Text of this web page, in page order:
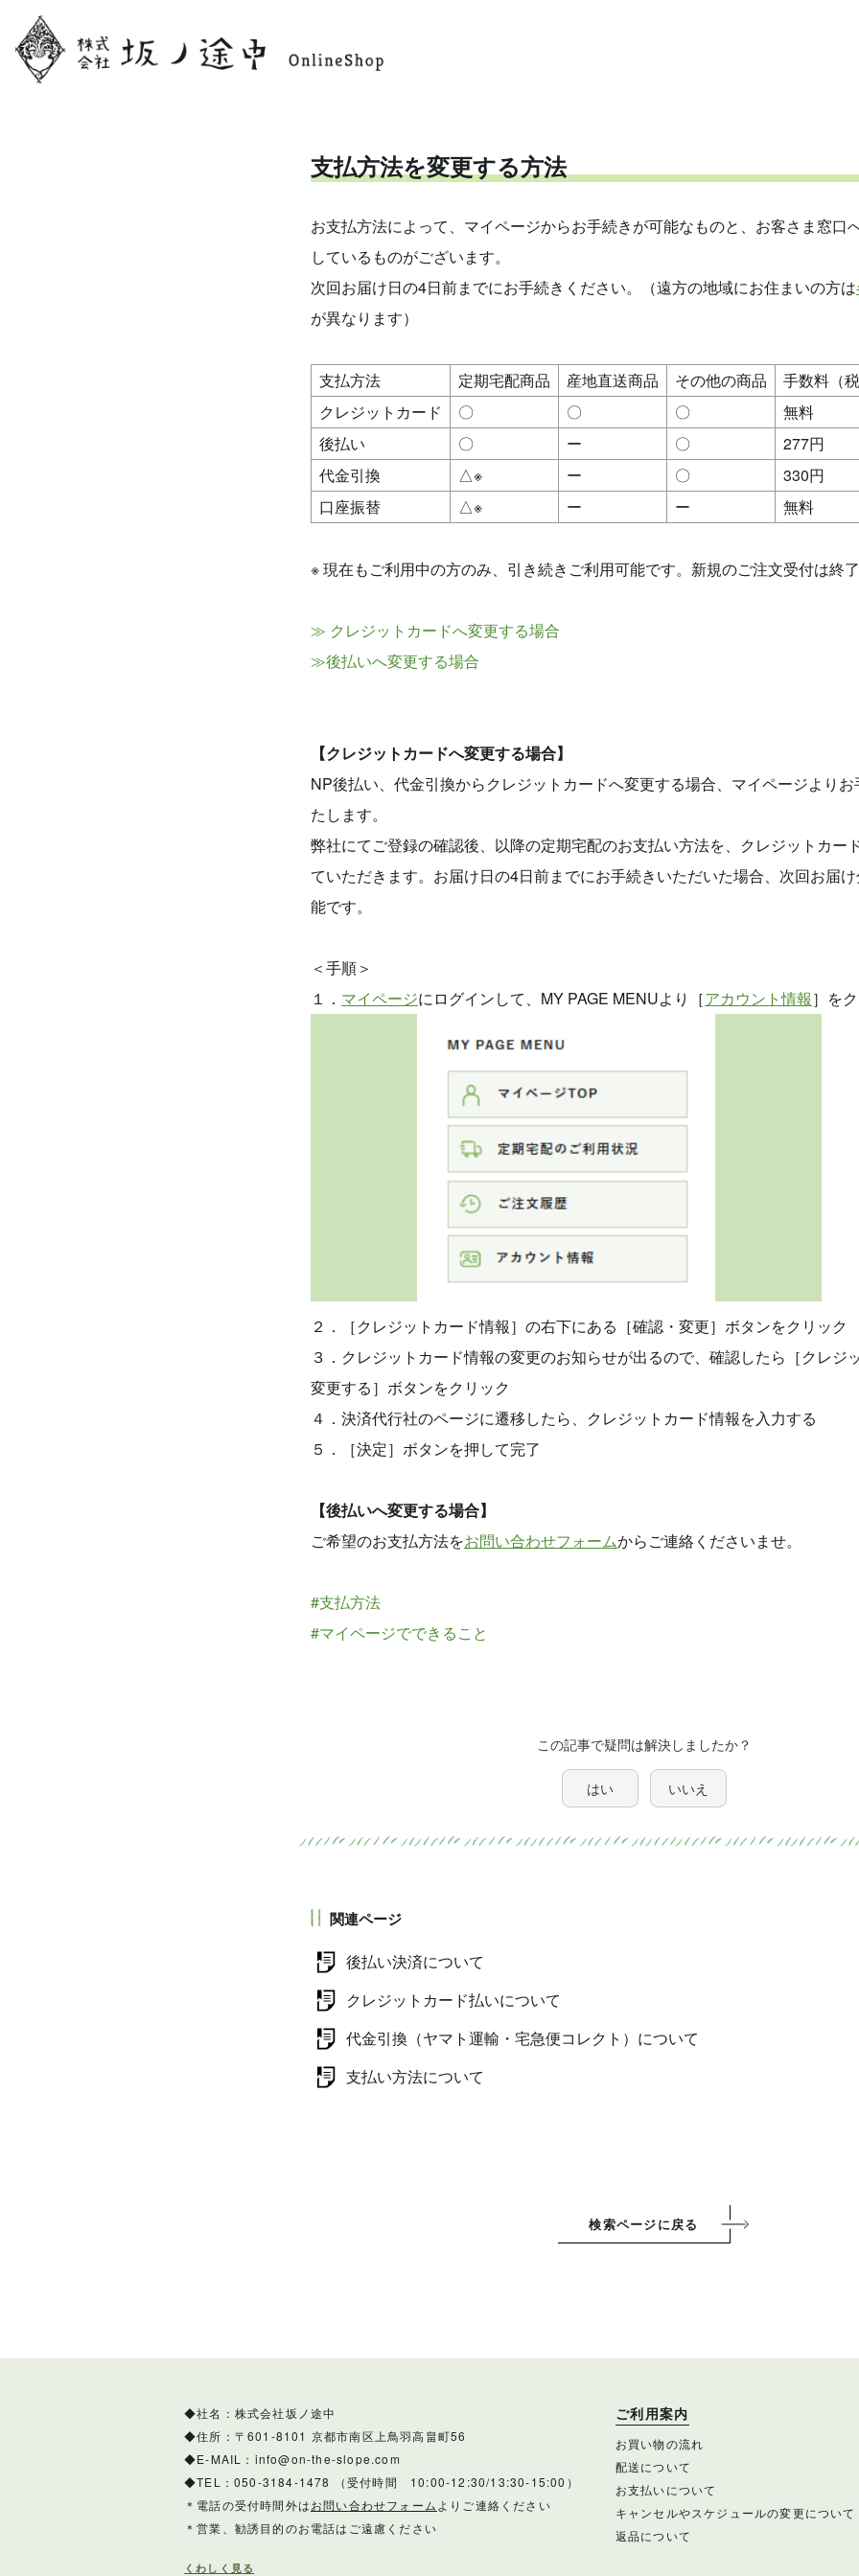
支払方法を変更する方法
お支払方法によって、マイページからお手続きが可能なものと、お客さま窓口
しているものがございます。
次回お届け日の4日前までにお手続きください。（遠方の地域にお住まいの方は
が異なります）
支払方法 定期宅配商品 産地直送商品 その他の商品
手数料（税
クレジットカード
〇 〇 〇
無料
後払い
〇 ー 〇
277円
代金引換
△※ ー 〇
330円
口座振替
△※ ー ー 無料
※ 現在もご利用中の方のみ、引き続きご利用可能です。新規のご注文受付は終
≫ クレジットカードへ変更する場合
≫後払いへ変更する場合
【クレジットカードへ変更する場合】
NP後払い、代金引換からクレジットカードへ変更する場合、マイページより
たします。
弊社にてご登録の確認後、以降の定期宅配のお支払い方法を、クレジットカー
ていただきます。お届け日の4日前までにお手続きいただいた場合、次回お届
能です。
＜手順＞
１． マイページにログインして、MY PAGE MENUより［アカウント情報］を
２．［クレジットカード情報］の右下にある［確認・変更］ボタンをクリック
３．クレジットカード情報の変更のお知らせが出るので、確認したら［クレジ
変更する］ボタンをクリック
４．決済代行社のページに遷移したら、クレジットカード情報を入力する
５．［決定］ボタンを押して完了
【後払いへ変更する場合】
ご希望のお支払方法をお問い合わせフォームからご連絡くださいませ。
#支払方法
#マイページでできること
この記事で疑問は解決しましたか？
はい いいえ
関連ページ
後払い決済について
クレジットカード払いについて
代金引換（ヤマト運輸・宅急便コレクト）について
支払い方法について
検索ページに戻る
◆社名：株式会社坂ノ途中
◆住所：〒601-8101 京都市南区上鳥羽高畠町56
◆E-MAIL：info@on-the-slope.com
◆TEL：050-3184-1478 （受付時間 10:00-12:30/13:30-15:00）
＊電話の受付時間外はお問い合わせフォーム よりご連絡ください
＊営業、勧誘目的のお電話はご遠慮ください
くわしく見る
ご利用案内
お買い物の流れ
配送について
お支払いについて
キャンセルやスケジュールの変更について
返品について